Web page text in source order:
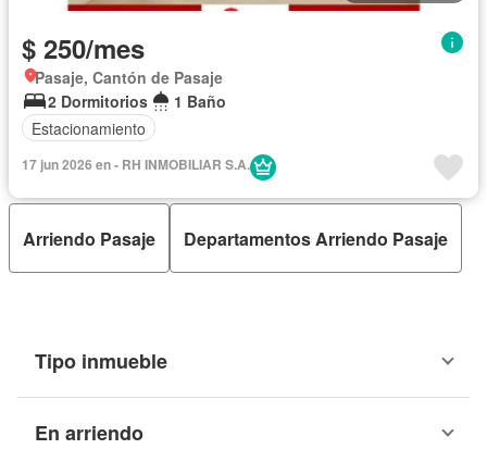
$ 250/mes
Pasaje, Cantón de Pasaje
2 Dormitorios
1 Baño
Estacionamiento
17 jun 2026 en - RH INMOBILIAR S.A.
Arriendo Pasaje Departamentos Arriendo Pasaje
Tipo inmueble
En arriendo